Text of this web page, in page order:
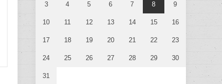
3 4 5 6 7 8 9
10 11 12 13 14 15 16
17 18 19 20 21 22 23
24 25 26 27 28 29 30
31